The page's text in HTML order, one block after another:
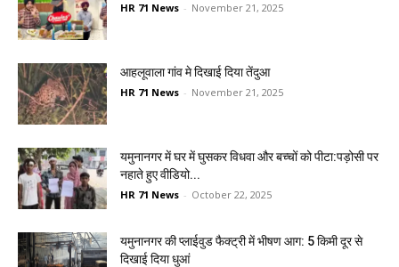
HR 71 News - November 21, 2025
आहलूवाला गांव मे दिखाई दिया तेंदुआ
HR 71 News - November 21, 2025
यमुनानगर में घर में घुसकर विधवा और बच्चों को पीटा:पड़ोसी पर
नहाते हुए वीडियो...
HR 71 News - October 22, 2025
यमुनानगर की प्लाईवुड फैक्ट्री में भीषण आग: 5 किमी दूर से
दिखाई दिया धुआं